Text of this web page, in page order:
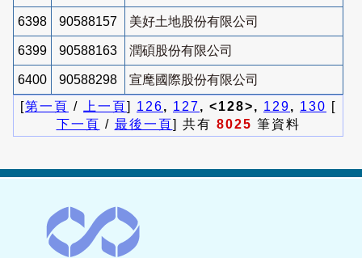
6398 90588157 美好土地股份有限公司
6399 90588163 潤碩股份有限公司
6400 90588298
宣麾國際股份有限公司
[第一頁 / 上一頁] 126, 127, <128>, 129, 130 [
下一頁 / 最後一頁] 共有 8025 筆資料